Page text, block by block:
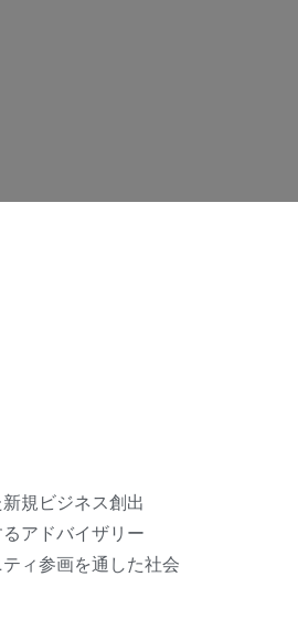
規ビジネス創出
アドバイザリー
ィ参画を通した社会